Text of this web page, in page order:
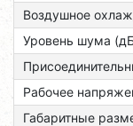
Воздушное
Уровень шума
Рабочее
Габаритные